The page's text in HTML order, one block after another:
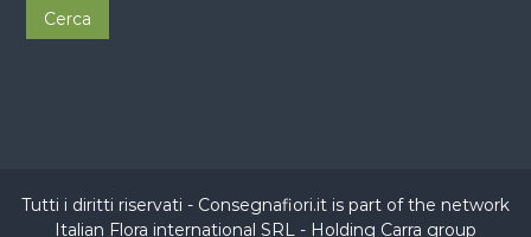
c
Cerca
Tutti i diritti riservati - Consegnafiori.it is part of the network
Italian Flora international SRL - Holding Carra group